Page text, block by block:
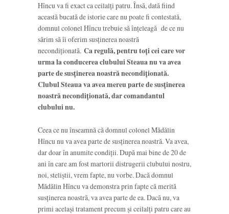
Hîncu va fi exact ca ceilalți patru. Însă, dată fiind
această bucată de istorie care nu poate fi contestată,
domnul colonel Hîncu trebuie să înțeleagă de ce nu
sărim să îi oferim susținerea noastră
necondiționată. Ca regulă, pentru toți cei care vor
urma la conducerea clubului Steaua nu va avea
parte de susținerea noastră necondiționată.
Clubul Steaua va avea mereu parte de susținerea
noastră necondiționată, dar comandantul
clubului nu.
Ceea ce nu înseamnă că domnul colonel Mădălin
Hîncu nu va avea parte de susținerea noastră. Va avea,
dar doar în anumite condiții. După mai bine de 20 de
ani în care am fost martorii distrugerii clubului nostru,
noi, steliștii, vrem fapte, nu vorbe. Dacă domnul
Mădălin Hîncu va demonstra prin fapte că merită
susținerea noastră, va avea parte de ea. Dacă nu, va
primi același tratament precum și ceilalți patru care au